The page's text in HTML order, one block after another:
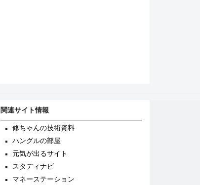
関連サイト情報
修ちゃんの技術資料
ハングルの部屋
元気が出るサイト
スタディナビ
マネーステーション